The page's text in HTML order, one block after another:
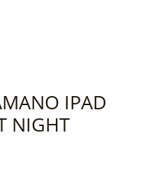
IPAD
NIGHT